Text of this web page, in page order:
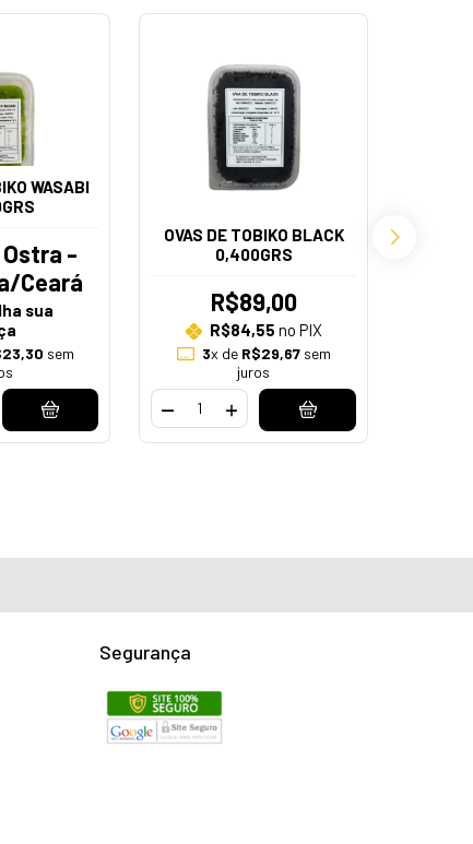
WASABI
-
Ceará
sua
sem
OVAS DE TOBIKO BLACK
0,400GRS
R$89,00
R$84,55 no PIX
3x de R$29,67sem
juros
Segurança